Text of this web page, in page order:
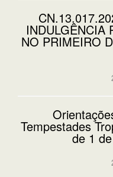
INDULGÊNCIA
NO PRIMEIRO
Tempestades
de 1